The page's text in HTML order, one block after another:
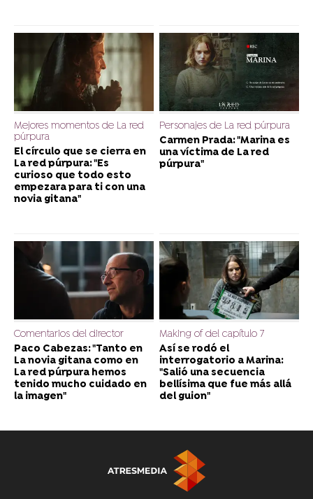
Mejores momentos de La red
púrpura
El círculo que se cierra en
La red púrpura: "Es
curioso que todo esto
empezara para ti con una
novia gitana"
Personajes de La red púrpura
Carmen Prada: "Marina es
una víctima de La red
púrpura"
Comentarios del director
Paco Cabezas: "Tanto en
La novia gitana como en
La red púrpura hemos
tenido mucho cuidado en
la imagen"
Making of del capítulo 7
Así se rodó el
interrogatorio a Marina:
"Salió una secuencia
bellísima que fue más allá
del guion"